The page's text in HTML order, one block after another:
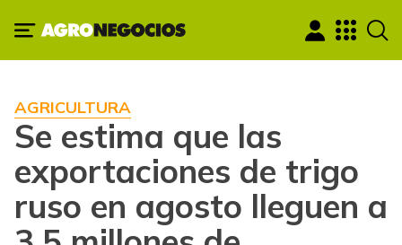
AGRICULTURA
Se estima que las
exportaciones de trigo
ruso en agosto lleguen a